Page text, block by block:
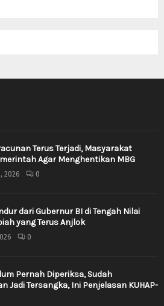
Terus Terjadi, Masyarakat
Agar Menghentikan MBG
2026 0
dari Gubernur BI di Tengah Nilai
yang Terus Anjlok
0
Pernah Diperiksa, Sudah
Jadi Tersangka, Ini Penjelasan KUHAP-